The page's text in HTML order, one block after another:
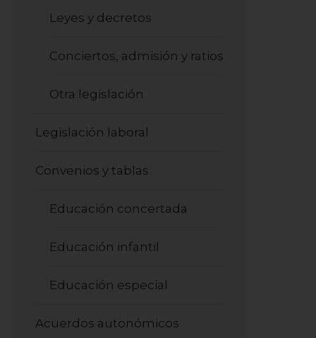
Leyes y decretos
Conciertos, admisión y ratios
Otra legislación
Legislación laboral
Convenios y tablas
Educación concertada
Educación infantil
Educación especial
Acuerdos autonómicos